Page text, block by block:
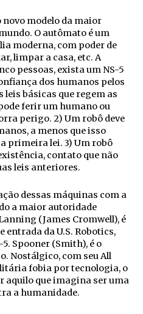
novo modelo da maior
O autômato é um
moderna, com poder de
limpar a casa, etc. A
pessoas, exista um NS-5
dos humanos pelos
básicas que regem as
ferir um humano ou
perigo. 2) Um robô deve
a menos que isso
primeira lei. 3) Um robô
contato que não
leis anteriores.
dessas máquinas com a
a maior autoridade
(James Cromwell), é
da U.S. Robotics,
Spooner (Smith), é o
Nostálgico, com seu All
fobia por tecnologia, o
aquilo que imagina ser uma
a humanidade.